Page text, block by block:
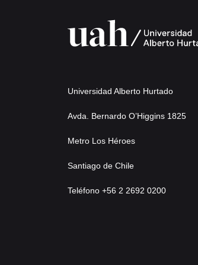
Universidad Alberto Hurtado
Avda. Bernardo O’Higgins 1825
Metro Los Héroes
Santiago de Chile
Teléfono +56 2 2692 0200